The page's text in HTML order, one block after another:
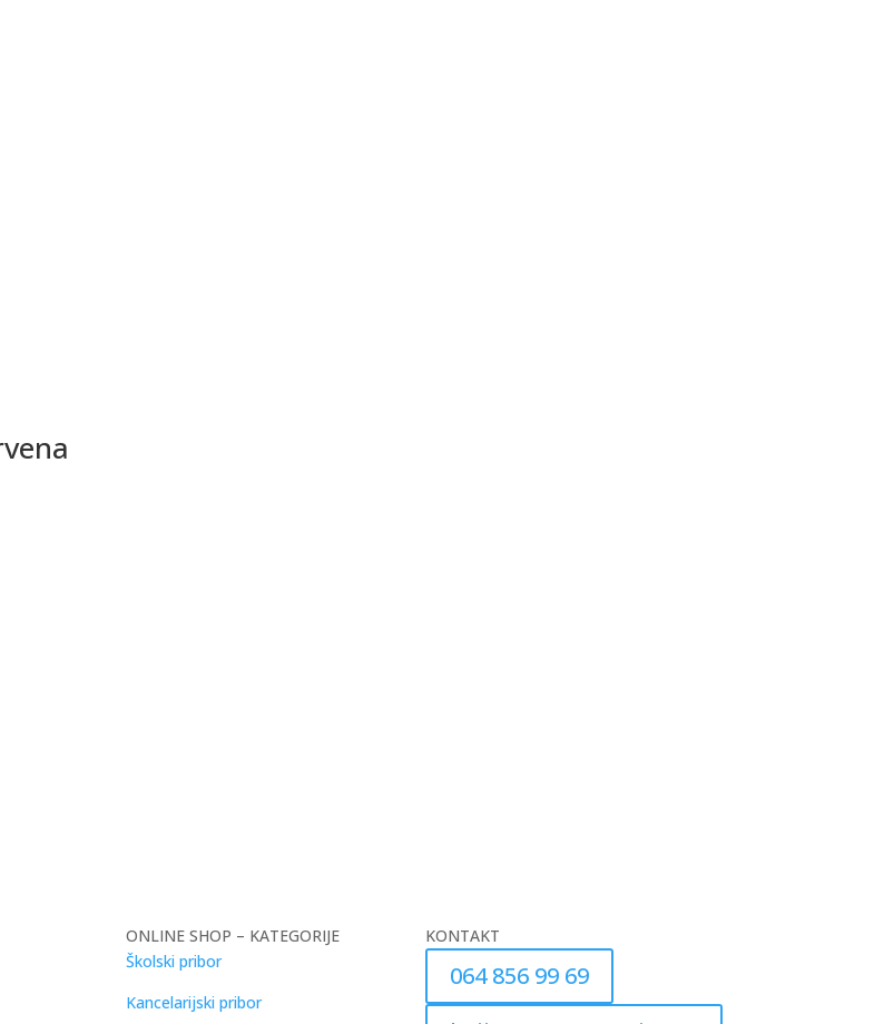
ONLINE SHOP – KATEGORIJE
Školski pribor
Kancelarijski pribor
KONTAKT
064 856 99 69